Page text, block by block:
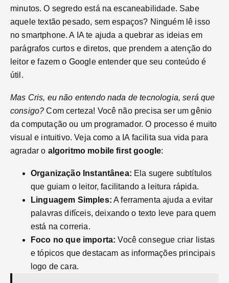
minutos. O segredo está na escaneabilidade. Sabe
aquele textão pesado, sem espaços? Ninguém lê isso
no smartphone. A IA te ajuda a quebrar as ideias em
parágrafos curtos e diretos, que prendem a atenção do
leitor e fazem o Google entender que seu conteúdo é
útil.
Mas Cris, eu não entendo nada de tecnologia, será que
consigo? Com certeza! Você não precisa ser um gênio
da computação ou um programador. O processo é muito
visual e intuitivo. Veja como a IA facilita sua vida para
agradar o algoritmo mobile first google:
Organização Instantânea: Ela sugere subtítulos
que guiam o leitor, facilitando a leitura rápida.
Linguagem Simples: A ferramenta ajuda a evitar
palavras difíceis, deixando o texto leve para quem
está na correria.
Foco no que importa: Você consegue criar listas
e tópicos que destacam as informações principais
logo de cara.